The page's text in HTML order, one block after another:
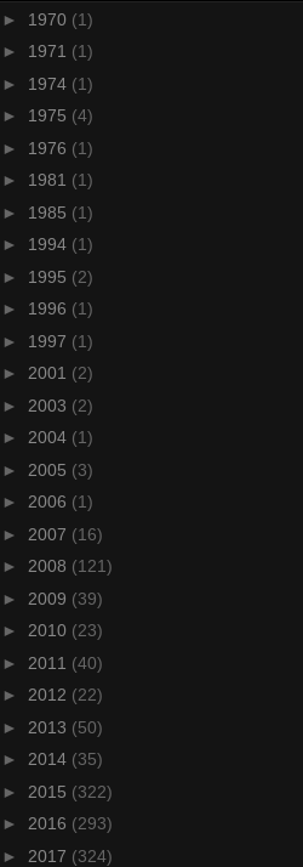
► 1970 (1)
► 1971 (1)
► 1974 (1)
► 1975 (4)
► 1976 (1)
► 1981 (1)
► 1985 (1)
► 1994 (1)
► 1995 (2)
► 1996 (1)
► 1997 (1)
► 2001 (2)
► 2003 (2)
► 2004 (1)
► 2005 (3)
► 2006 (1)
► 2007 (16)
► 2008 (121)
► 2009 (39)
► 2010 (23)
► 2011 (40)
► 2012 (22)
► 2013 (50)
► 2014 (35)
► 2015 (322)
► 2016 (293)
► 2017 (324)